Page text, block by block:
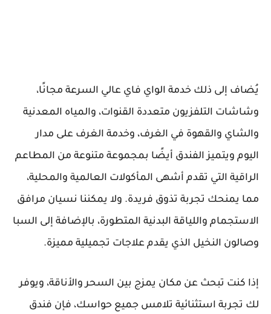
يُضاف إلى ذلك خدمة الواي فاي عالي السرعة مجانًا،
وشاشات التلفزيون متعددة القنوات، والمياه المعدنية
والشاي والقهوة في الغرف، وخدمة الغرف على مدار
اليوم ويتميز الفندق أيضًا بمجموعة متنوعة من المطاعم
الراقية التي تقدم أشهى المأكولات العالمية والمحلية،
مما يمنحك تجربة تذوق فريدة. ولا يمكننا نسيان مرافق
الاستجمام واللياقة البدنية المتطورة، بالإضافة إلى السبا
وصالون النخيل الذي يقدم علاجات تجميلية مميزة.
إذا كنت تبحث عن مكان يمزج بين السحر والأناقة، ويوفر
لك تجربة استثنائية تلامس جميع حواسك، فإن فندق